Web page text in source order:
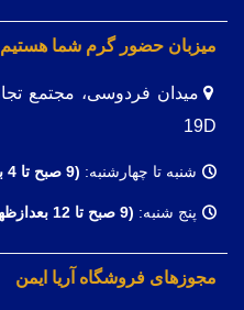
میزبان حضور گرم شما هستیم
19D
شنبه تا چهارشنبه: (9 صبح تا 4 بعدازظهر)
پنج شنبه: (9 صبح تا 12 بعدازظهر)
مجوزهای فروشگاه آریا ایمن